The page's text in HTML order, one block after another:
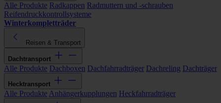
Alle Produkte Radkappen Radmuttern und -schrauben
Reifendruckkontrollsysteme
Winterkompletträder
Reisen & Transport
Dachtransport
Alle Produkte Dachboxen Dachfahrradträger Dachreling Dachträger
Hecktransport
Alle Produkte Anhängerkupplungen Heckfahrradträger